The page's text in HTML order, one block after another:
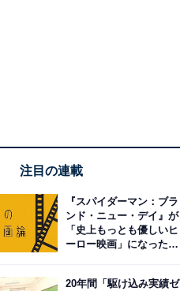
注目の連載
『スパイダーマン：ブラ
ンド・ニュー・デイ』が
「史上もっとも優しいヒ
ーロー映画」になった理
20年間「駆け込み実績ゼ